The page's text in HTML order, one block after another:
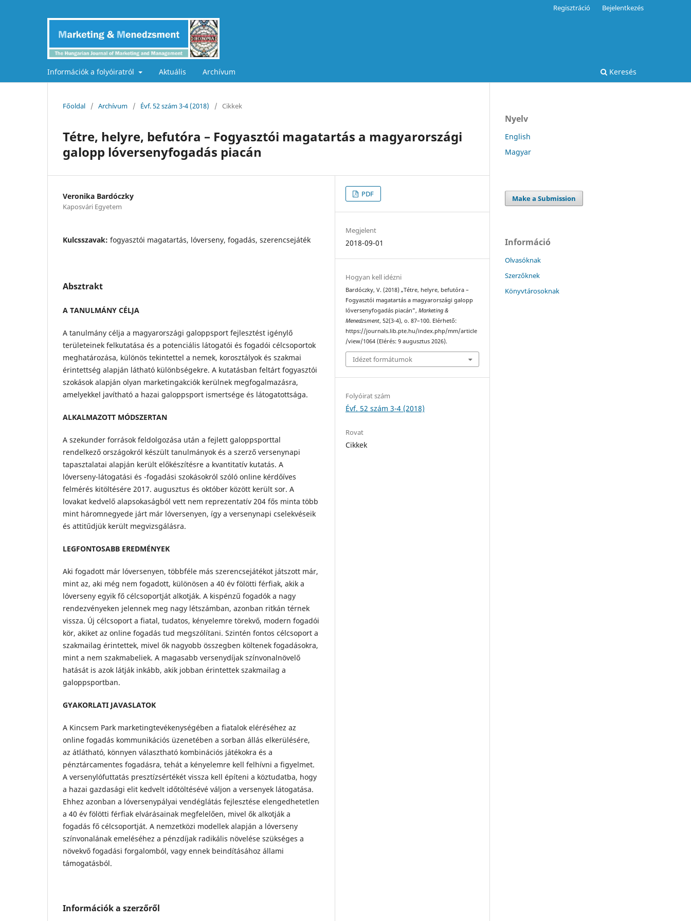
Információk a folyóiratról Aktuális Archívum Keresés
Regisztráció Bejelentkezés
Főoldal / Archívum / Évf. 52 szám 3-4 (2018) / Cikkek
Tétre, helyre, befutóra – Fogyasztói magatartás a magyarországi
galopp lóversenyfogadás piacán
Veronika Bardóczky
Kaposvári Egyetem
Kulcsszavak: fogyasztói magatartás, lóverseny, fogadás, szerencsejáték
Absztrakt
A TANULMÁNY CÉLJA
A tanulmány célja a magyarországi galoppsport fejlesztést igénylő
területeinek felkutatása és a potenciális látogatói és fogadói célcsoportok
meghatározása, különös tekintettel a nemek, korosztályok és szakmai
érintettség alapján látható különbségekre. A kutatásban feltárt fogyasztói
szokások alapján olyan marketingakciók kerülnek megfogalmazásra,
amelyekkel javítható a hazai galoppsport ismertsége és látogatottsága.
ALKALMAZOTT MÓDSZERTAN
A szekunder források feldolgozása után a fejlett galoppsporttal
rendelkező országokról készült tanulmányok és a szerző versenynapi
tapasztalatai alapján került előkészítésre a kvantitatív kutatás. A
lóverseny-látogatási és -fogadási szokásokról szóló online kérdőíves
felmérés kitöltésére 2017. augusztus és október között került sor. A
lovakat kedvelő alapsokaságból vett nem reprezentatív 204 fős minta több
mint háromnegyede járt már lóversenyen, így a versenynapi cselekvéseik
és attitűdjük került megvizsgálásra.
LEGFONTOSABB EREDMÉNYEK
Aki fogadott már lóversenyen, többféle más szerencsejátékot játszott már,
mint az, aki még nem fogadott, különösen a 40 év fölötti férfiak, akik a
lóverseny egyik fő célcsoportját alkotják. A kispénzű fogadók a nagy
rendezvényeken jelennek meg nagy létszámban, azonban ritkán térnek
vissza. Új célcsoport a fiatal, tudatos, kényelemre törekvő, modern fogadói
kör, akiket az online fogadás tud megszólítani. Szintén fontos célcsoport a
szakmailag érintettek, mivel ők nagyobb összegben költenek fogadásokra,
mint a nem szakmabeliek. A magasabb versenydíjak színvonalnövelő
hatását is azok látják inkább, akik jobban érintettek szakmailag a
galoppsportban.
GYAKORLATI JAVASLATOK
A Kincsem Park marketingtevékenységében a fiatalok eléréséhez az
online fogadás kommunikációs üzenetében a sorban állás elkerülésére,
az átlátható, könnyen választható kombinációs játékokra és a
pénztárcamentes fogadásra, tehát a kényelemre kell felhívni a figyelmet.
A versenylófuttatás presztízsértékét vissza kell építeni a köztudatba, hogy
a hazai gazdasági elit kedvelt időtöltésévé váljon a versenyek látogatása.
Ehhez azonban a lóversenypályai vendéglátás fejlesztése elengedhetetlen
a 40 év fölötti férfiak elvárásainak megfelelően, mivel ők alkotják a
fogadás fő célcsoportját. A nemzetközi modellek alapján a lóverseny
színvonalának emeléséhez a pénzdíjak radikális növelése szükséges a
növekvő fogadási forgalomból, vagy ennek beindításához állami
támogatásból.
Információk a szerzőről
PDF
Megjelent
2018-09-01
Hogyan kell idézni
Bardóczky, V. (2018) „Tétre, helyre, befutóra –
Fogyasztói magatartás a magyarországi galopp
lóversenyfogadás piacán”,Marketing &
Menedzsment, 52(3-4), o. 87–100. Elérhető:
https://journals.lib.pte.hu/index.php/mm/article
/view/1064 (Elérés: 9 augusztus 2026).
Idézet formátumok
Folyóirat szám
Évf. 52 szám 3-4 (2018)
Rovat
Cikkek
Nyelv
English
Magyar
Make a Submission
Információ
Olvasóknak
Szerzőknek
Könyvtárosoknak